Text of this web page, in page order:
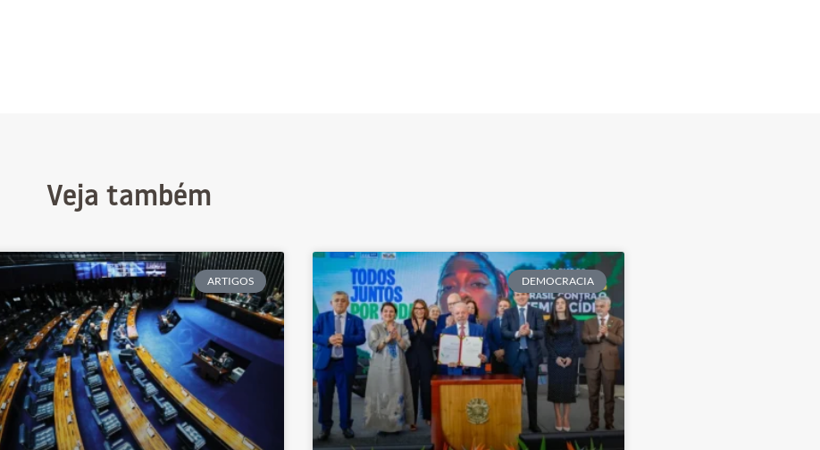
Veja também
ARTIGOS DEMOCRACIA